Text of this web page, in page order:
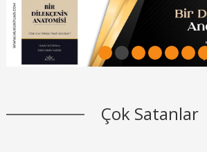
1 2 3 4 5 6
Çok Satanlar